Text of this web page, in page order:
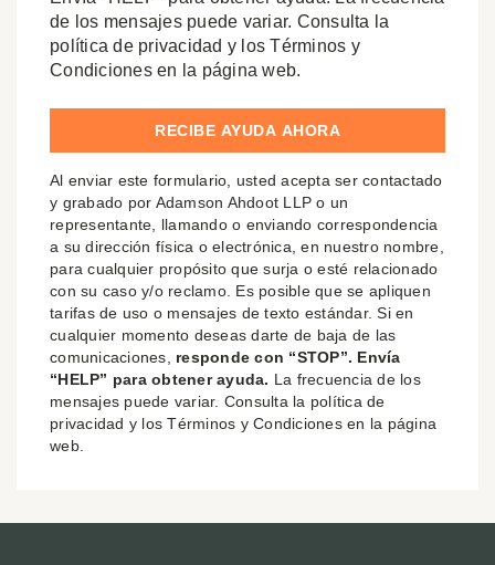
de los mensajes puede variar. Consulta la
política de privacidad y los Términos y
Condiciones en la página web.
Al enviar este formulario, usted acepta ser contactado
y grabado por Adamson Ahdoot LLP o un
representante, llamando o enviando correspondencia
a su dirección física o electrónica, en nuestro nombre,
para cualquier propósito que surja o esté relacionado
con su caso y/o reclamo. Es posible que se apliquen
tarifas de uso o mensajes de texto estándar. Si en
cualquier momento deseas darte de baja de las
comunicaciones, responde con “STOP”. Envía
“HELP” para obtener ayuda. La frecuencia de los
mensajes puede variar. Consulta la política de
privacidad y los Términos y Condiciones en la página
web.